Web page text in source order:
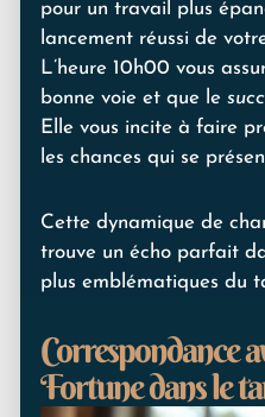
pour un travail plus
lancement réussi de
L’heure 10h00 vous
bonne voie et que le
Elle vous incite à faire
les chances qui se
Cette dynamique de
trouve un écho parfait
plus emblématiques du
Correspondance
Fortune dans le